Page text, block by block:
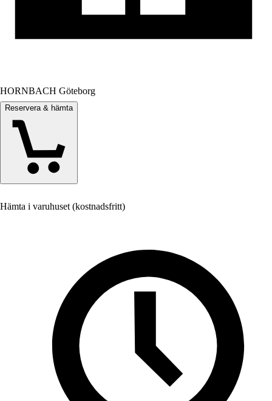
HORNBACH Göteborg
Reservera & hämta
Hämta i varuhuset (kostnadsfritt)